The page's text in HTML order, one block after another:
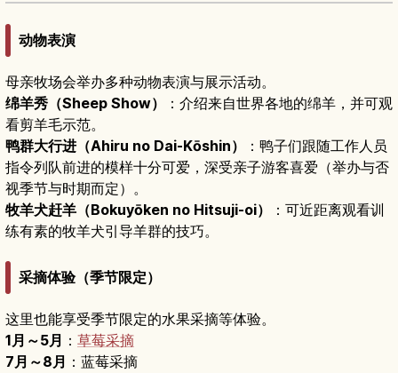
动物表演
母亲牧场会举办多种动物表演与展示活动。
绵羊秀（Sheep Show）
：介绍来自世界各地的绵羊，并可观
看剪羊毛示范。
鸭群大行进（Ahiru no Dai-Kōshin）
：鸭子们跟随工作人员
指令列队前进的模样十分可爱，深受亲子游客喜爱（举办与否
视季节与时期而定）。
牧羊犬赶羊（Bokuyōken no Hitsuji-oi）
：可近距离观看训
练有素的牧羊犬引导羊群的技巧。
采摘体验（季节限定）
这里也能享受季节限定的水果采摘等体验。
1月～5月 ： 草莓采摘
7月～8月 ：蓝莓采摘